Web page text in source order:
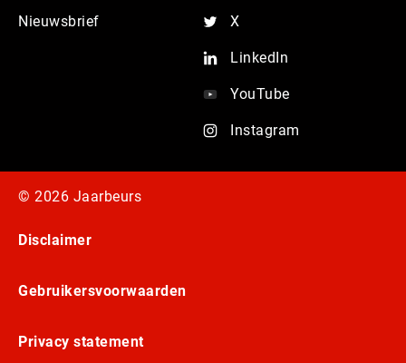
Nieuwsbrief X
LinkedIn
YouTube
Instagram
© 2026 Jaarbeurs
Disclaimer
Gebruikersvoorwaarden
Privacy statement